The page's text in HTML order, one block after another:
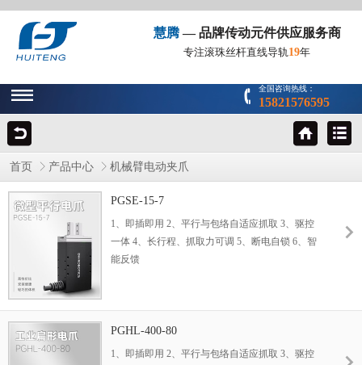
慧腾— 品牌传动元件供应服务商
专注滚珠丝杆直线导轨19年
全国咨询热线：
15821576595
首页 产品中心 机械臂电动夹爪
PGSE-15-7
1、即插即用 2、平行与包络自适应抓取 3、驱控
一体 4、长行程、抓取力可调 5、断电自锁 6、智
能反馈
PGHL-400-80
1、即插即用 2、平行与包络自适应抓取 3、驱控